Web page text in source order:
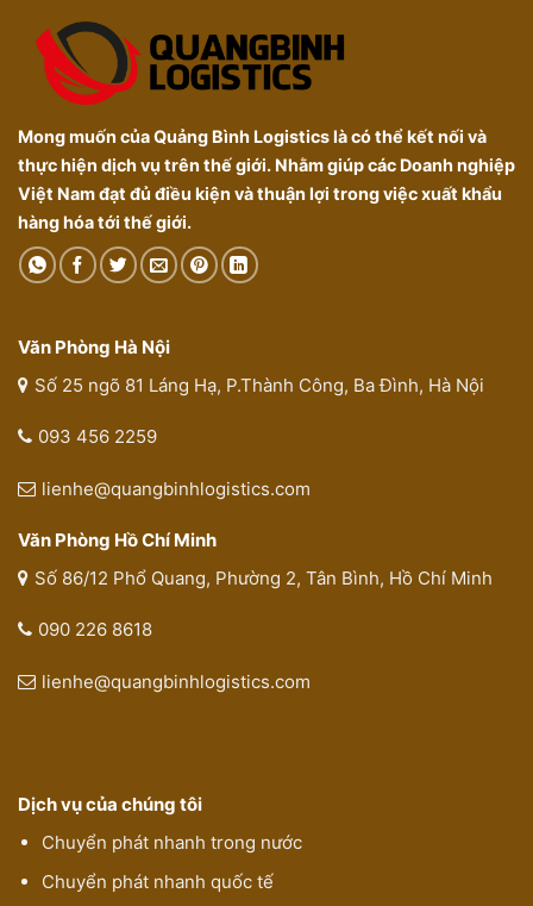
Mong muốn của Quảng Bình Logistics là có thể kết nối và
thực hiện dịch vụ trên thế giới. Nhằm giúp các Doanh nghiệp
Việt Nam đạt đủ điều kiện và thuận lợi trong việc xuất khẩu
hàng hóa tới thế giới.
Văn Phòng Hà Nội
Số 25 ngõ 81 Láng Hạ, P.Thành Công, Ba Đình, Hà Nội
093 456 2259
lienhe@quangbinhlogistics.com
Văn Phòng Hồ Chí Minh
Số 86/12 Phổ Quang, Phường 2, Tân Bình, Hồ Chí Minh
090 226 8618
lienhe@quangbinhlogistics.com
Dịch vụ của chúng tôi
Chuyển phát nhanh trong nước
Chuyển phát nhanh quốc tế